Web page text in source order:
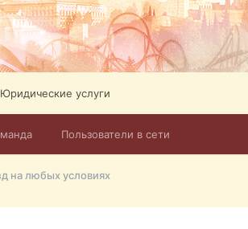
Пользователи в сети
Юридические услуги
на любых условиях
форума?т из э
в оформлении документов, то мы
идентификационный код инн,